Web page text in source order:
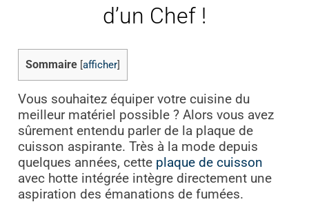
d’un Chef !
Sommaire afficher]
Vous souhaitez équiper votre cuisine du
meilleur matériel possible ? Alors vous avez
sûrement entendu parler de la plaque de
cuisson aspirante. Très à la mode depuis
quelques années, cette plaque de cuisson
avec hotte intégrée intègre directement une
aspiration des émanations de fumées.